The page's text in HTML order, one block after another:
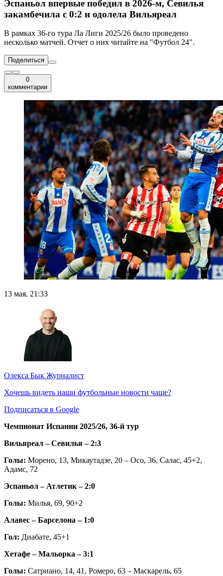
Эспаньол впервые победил в 2026-м, Севилья
закамбечила с 0:2 и одолела Вильяреал
В рамках 36-го тура Ла Лиги 2025/26 было проведено
несколько матчей. Отчет о них читайте на "Футбол 24".
Поделиться
0
комментарии
13 мая, 21:33
Олекса Бык Журналист
Хочешь видеть наши футбольные новости чаще?
Подписаться в Google
Чемпионат Испании 2025/26, 36-й тур
Вильяреал – Севилья – 2:3
Голы: Морено, 13, Микаутадзе, 20 – Осо, 36, Салас, 45+2,
Адамс, 72
Эспаньол – Атлетик – 2:0
Голы: Милья, 69, 90+2
Алавес – Барселона – 1:0
Гол: Диабате, 45+1
Хетафе – Мальорка – 3:1
Голы: Сатриано, 14, 41, Ромеро, 63 – Маскарель, 65